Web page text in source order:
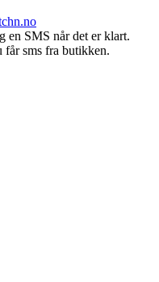
en SMS når det er klart.
får sms fra butikken.